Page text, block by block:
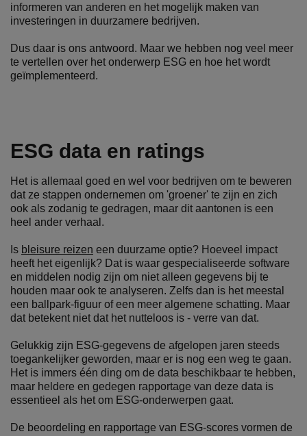
informeren van anderen en het mogelijk maken van
investeringen in duurzamere bedrijven.
Dus daar is ons antwoord. Maar we hebben nog veel meer
te vertellen over het onderwerp ESG en hoe het wordt
geïmplementeerd.
ESG data en ratings
Het is allemaal goed en wel voor bedrijven om te beweren
dat ze stappen ondernemen om 'groener' te zijn en zich
ook als zodanig te gedragen, maar dit aantonen is een
heel ander verhaal.
Is bleisure reizen een duurzame optie? Hoeveel impact
heeft het eigenlijk? Dat is waar gespecialiseerde software
en middelen nodig zijn om niet alleen gegevens bij te
houden maar ook te analyseren. Zelfs dan is het meestal
een ballpark-figuur of een meer algemene schatting. Maar
dat betekent niet dat het nutteloos is - verre van dat.
Gelukkig zijn ESG-gegevens de afgelopen jaren steeds
toegankelijker geworden, maar er is nog een weg te gaan.
Het is immers één ding om de data beschikbaar te hebben,
maar heldere en gedegen rapportage van deze data is
essentieel als het om ESG-onderwerpen gaat.
De beoordeling en rapportage van ESG-scores vormen de